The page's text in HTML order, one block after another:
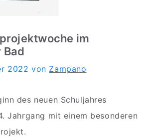
im
Bad
2022 von Zampano
des neuen Schuljahres
Jahrgang mit einem besonderen